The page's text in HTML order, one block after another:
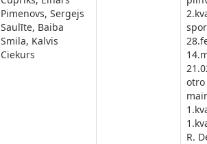
Pimenovs, Sergejs
Saulīte, Baiba
Smila, Kalvis
Ciekurs
R.